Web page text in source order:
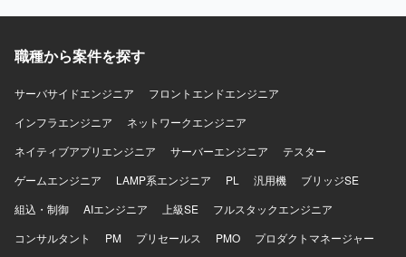
す。 【ポジションの魅力】 データアナリティクス基盤の構
上や標準化を通じて全社的な意思決定を支える基盤づくり
に貢献できるポジションです。dbtやETL／ELTパイプライ
ンの設計・実装を通じて、モダンなデータエンジニアリン
グの知見を深めることができます。 【開発環境】 dbtや
SQL、Python等を用いたデータ変換およびパイプライン実
行う可能性があります。
職種から案件を探す
サーバサイドエンジニア
フロントエンドエンジニア
インフラエンジニア
ネットワークエンジニア
ネイティブアプリエンジニア
サーバーエンジニア
テスター
ゲームエンジニア
LAMP系エンジニア PL 汎用機
ブリッジSE
組込・制御
AIエンジニア 上級SE
フルスタックエンジニア
コンサルタント
PM プリセールス PMO
プロダクトマネージャー